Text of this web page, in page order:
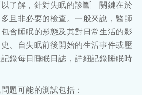
了解，針對失眠的診斷，關鍵在於
且非必要的檢查。一般來說，醫師
含睡眠的形態及其對日常生活的影
、自失眠前後開始的生活事件或壓
錄每日睡眠日誌，詳細記錄睡眠時
題可能的測試包括：